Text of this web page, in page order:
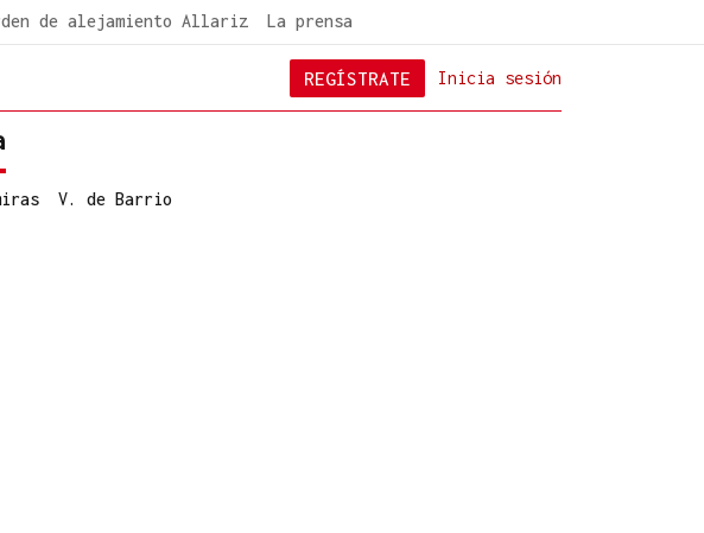
de alejamiento Allariz La prensa
Inicia sesión
REGÍSTRATE
V. de Barrio